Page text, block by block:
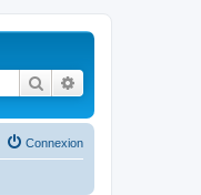
Rechercher
Connexion